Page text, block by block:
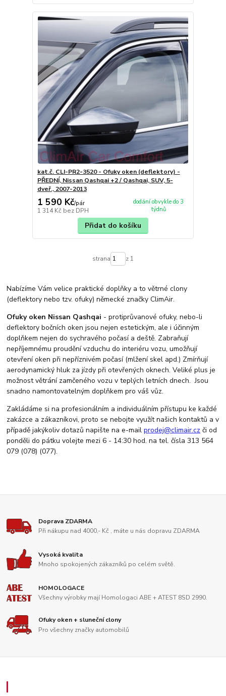
kat.č. CLI-PR2-3520 - Ofuky oken (deflektory) -
PŘEDNÍ, Nissan Qashqai +2 / Qashqai, SUV, 5-
dveř., 2007-2013
1 590 Kč/pár
1 314 Kč bez DPH
dodání obvykle do 3
týdnů
Přidat do košíku
strana z 1
Nabízíme Vám velice praktické doplňky a to větrné clony
(deflektory nebo tzv. ofuky) německé značky ClimAir.
Ofuky oken Nissan Qashqai - protiprůvanové ofuky, nebo-li
deflektory bočních oken jsou nejen estetickým, ale i účinným
doplňkem nejen do sychravého počasí a deště. Zabraňují
nepříjemnému proudění vzduchu do interiéru vozu, umožňují
otevření oken při nepříznivém počasí (mlžení skel apd.) Zmírňují
aerodynamický hluk za jízdy při otevřených oknech. Veliké plus je
možnost větrání zamčeného vozu v teplých letních dnech. Jsou
snadno namontovatelným doplňkem pro váš vůz.
Zakládáme si na profesionálním a individuálním přístupu ke každé
zakázce a zákazníkovi, proto se nebojte využít našich kontaktů a v
případě jakýkoliv dotazů napište na e-mailprodej@climair.cz či od
ponděli do pátku volejte mezi 6 - 14:30 hod. na tel. čísla 313 564
079 (078) (077).
Doprava ZDARMA
Při nákupu nad 4000,- Kč , máte u nás dopravu ZDARMA
Vysoká kvalita
Mnoho spokojených zákazníků po celém světě.
HOMOLOGACE
Všechny výrobky mají Homologaci ABE + ATEST 8SD 2990.
Ofuky oken + sluneční clony
Pro všechny značky automobilů